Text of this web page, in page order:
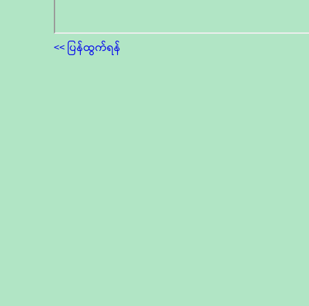
<< ပြန်ထွက်ရန်